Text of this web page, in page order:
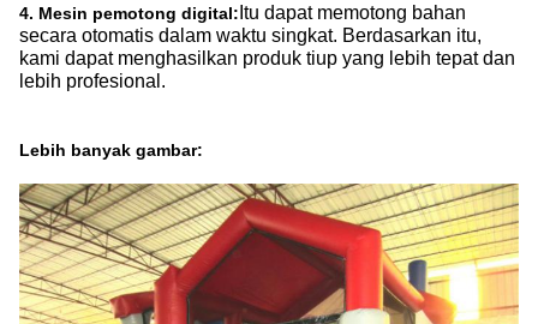
4. Mesin pemotong digital:Itu dapat memotong bahan
secara otomatis dalam waktu singkat. Berdasarkan itu,
kami dapat menghasilkan produk tiup yang lebih tepat dan
lebih profesional.
Lebih banyak gambar: